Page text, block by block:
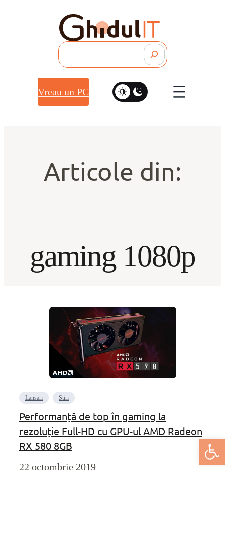
Deschide
Vreau un PC
Articole din:
gaming 1080p
Lansari Stiri
Performanță de top în gaming la
rezoluție Full-HD cu GPU-ul AMD Radeon
RX 580 8GB
22 octombrie 2019